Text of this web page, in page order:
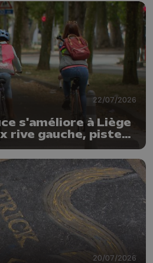
22/07/2026
s'améliore à Liège
rive gauche, pistes
Avroy et
20/07/2026